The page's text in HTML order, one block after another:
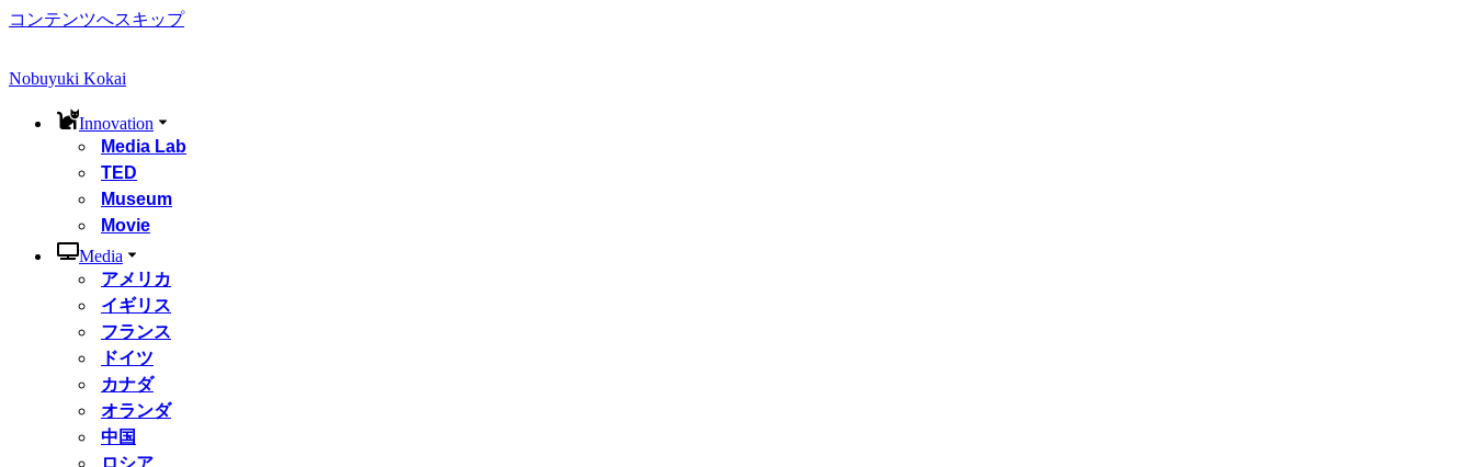
コンテンツへスキップ
Nobuyuki Kokai
Innovation
Media Lab
TED
Museum
Movie
Media
アメリカ
イギリス
フランス
ドイツ
カナダ
オランダ
中国
ロシア